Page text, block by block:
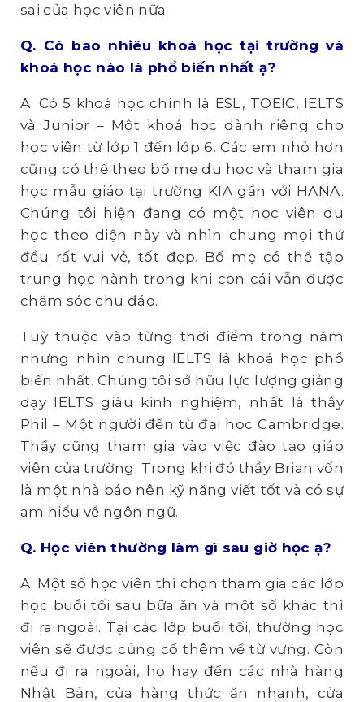
sai của học viên nữa.
Q. Có bao nhiêu khoá học tại trường và
khoá học nào là phổ biến nhất ạ?
A. Có 5 khoá học chính là ESL, TOEIC, IELTS
và Junior – Một khoá học dành riêng cho
học viên từ lớp 1 đến lớp 6. Các em nhỏ hơn
cũng có thể theo bố mẹ du học và tham gia
học mẫu giáo tại trường KIA gần với HANA.
Chúng tôi hiện đang có một học viên du
học theo diện này và nhìn chung mọi thứ
đều rất vui vẻ, tốt đẹp. Bố mẹ có thể tập
trung học hành trong khi con cái vẫn được
chăm sóc chu đáo.
Tuỳ thuộc vào từng thời điểm trong năm
nhưng nhìn chung IELTS là khoá học phổ
biến nhất. Chúng tôi sở hữu lực lượng giảng
dạy IELTS giàu kinh nghiệm, nhất là thầy
Phil – Một người đến từ đại học Cambridge.
Thầy cũng tham gia vào việc đào tạo giáo
viên của trường. Trong khi đó thầy Brian vốn
là một nhà báo nên kỹ năng viết tốt và có sự
am hiểu về ngôn ngữ.
Q. Học viên thường làm gì sau giờ học ạ?
A. Một số học viên thì chọn tham gia các lớp
học buổi tối sau bữa ăn và một số khác thì
đi ra ngoài. Tại các lớp buổi tối, thường học
viên sẽ được củng cố thêm về từ vựng. Còn
nếu đi ra ngoài, họ hay đến các nhà hàng
Nhật Bản, cửa hàng thức ăn nhanh, cửa